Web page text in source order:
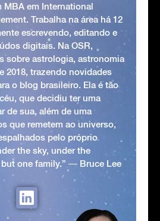
MBA em International
Trabalha na área há 12
escrevendo, editando e
digitais. Na OSR,
sobre astrologia, astronomia
2018, trazendo novidades
o blog brasileiro. Ela é tão
que decidiu ter uma
de sua, além de uma
que remetem ao universo,
pelo próprio
the sky, under the
one family.” ― Bruce Lee